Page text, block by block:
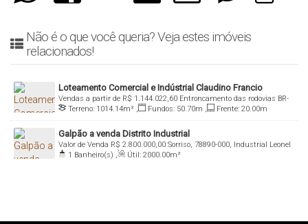
Não é o que você queria? Veja estes imóveis
relacionados!
Loteamento Comercial e Indústrial Claudino Francio
R$ 1.144.022,60
Vendas a partir de
Entroncamento das rodovias BR-
163 e MT-242, 78890-000, CLAUDINO FRANCIO LOTEAMENTO
COMERCIAL E INDÚSTRIAL, Sorriso, Mato Grosso, Brasil
Terreno: 1014.14m² , Fundos: 50.70m , Frente: 20.00m
Galpão a venda Distrito Industrial
R$ 2.800.000,00
Valor de Venda
Sorriso, 78890-000, Industrial Leonel
Bedin, Sorriso, Mato Grosso, Brasil
1 Banheiro(s) , Útil: 2000.00m²